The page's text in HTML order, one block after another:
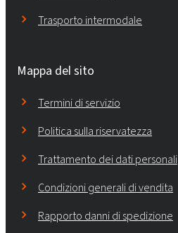
Trasporto intermodale
Mappa del sito
Termini di servizio
Politica sulla riservatezza
Trattamento dei dati personali
Condizioni generali di vendita
Rapporto danni di spedizione